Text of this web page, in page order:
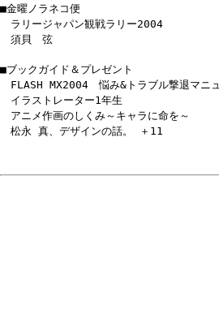
■金曜ノラネコ便
ラリージャパン観戦ラリー2004
須貝 弦
■ブックガイド＆プレゼント
FLASH MX2004 悩み&トラブル撃退マニ
イラストレーター1年生
アニメ作画のしくみ～キャラに命を～
松永 真、デザインの話。 ＋11